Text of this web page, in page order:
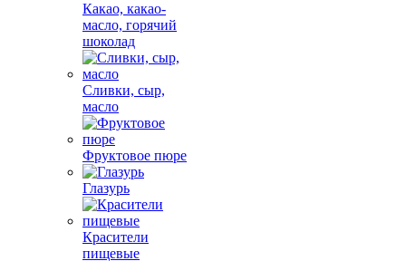
Какао, какао-
масло, горячий
шоколад
Сливки, сыр,
масло
Фруктовое пюре
Глазурь
Красители
пищевые